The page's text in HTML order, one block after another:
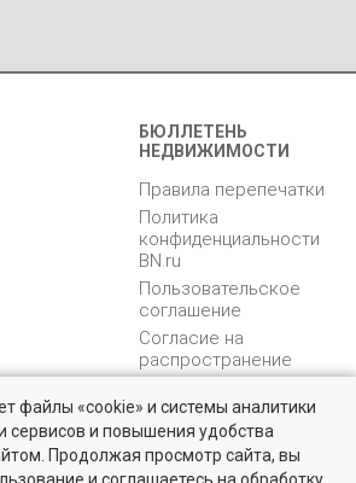
БЮЛЛЕТЕНЬ
НЕДВИЖИМОСТИ
Правила перепечатки
Политика
конфиденциальности
BN.ru
Пользовательское
соглашение
Согласие на
распространение
персональных данных
Карта сайта
Медийная реклама
PR продвижение
файлы «cookie» и системы аналитики
сервисов и повышения удобства
Продолжая просмотр сайта, вы